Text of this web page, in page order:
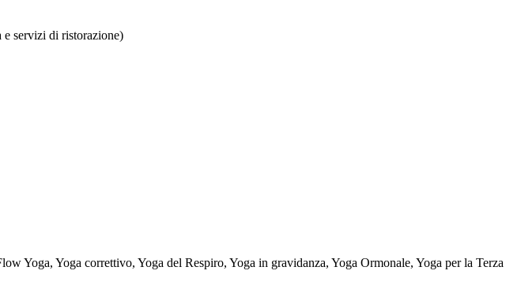
servizi di ristorazione)
Yoga, Yoga correttivo, Yoga del Respiro, Yoga in gravidanza, Yoga Ormonale, Yoga per la Terza